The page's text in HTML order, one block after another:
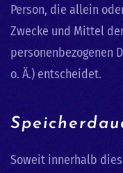
Person, die allein
Zwecke und Mittel
personenbezogenen
o. Ä.) entscheidet.
Soweit innerhalb